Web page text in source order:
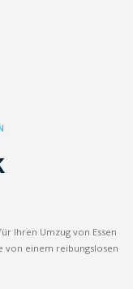
Ihren Umzug von Essen
von einem reibungslosen